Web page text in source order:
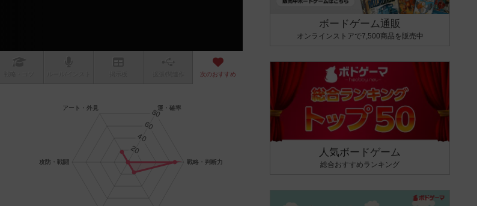
次のおすすめ
ボードゲーム通販
オンラインストアで7,500商品を販売中
人気ボードゲーム
総合おすすめランキング